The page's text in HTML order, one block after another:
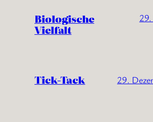
Biologische
Vielfalt
Tick-Tack 29.